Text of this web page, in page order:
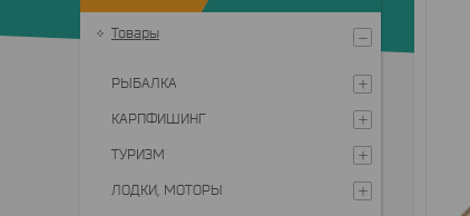
Товары
РЫБАЛКА
КАРПФИШИНГ
ТУРИЗМ
ЛОДКИ, МОТОРЫ